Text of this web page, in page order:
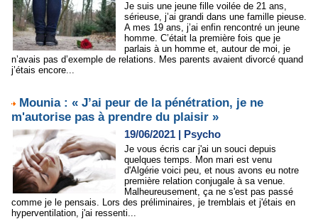
Je suis une jeune fille voilée de 21 ans,
sérieuse, j’ai grandi dans une famille pieuse.
A mes 19 ans, j’ai enfin rencontré un jeune
homme. C’était la première fois que je
parlais à un homme et, autour de moi, je
n’avais pas d’exemple de relations. Mes parents avaient divorcé quand
j’étais encore...
Mounia : « J’ai peur de la pénétration, je ne
m'autorise pas à prendre du plaisir »
19/06/2021 | Psycho
Je vous écris car j'ai un souci depuis
quelques temps. Mon mari est venu
d'Algérie voici peu, et nous avons eu notre
première relation conjugale à sa venue.
Malheureusement, ça ne s'est pas passé
comme je le pensais. Lors des préliminaires, je tremblais et j'étais en
hyperventilation, j'ai ressenti...